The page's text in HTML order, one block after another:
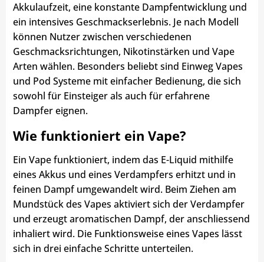
Akkulaufzeit, eine konstante Dampfentwicklung und
ein intensives Geschmackserlebnis. Je nach Modell
können Nutzer zwischen verschiedenen
Geschmacksrichtungen, Nikotinstärken und Vape
Arten wählen. Besonders beliebt sind Einweg Vapes
und Pod Systeme mit einfacher Bedienung, die sich
sowohl für Einsteiger als auch für erfahrene
Dampfer eignen.
Wie funktioniert ein Vape?
Ein Vape funktioniert, indem das E-Liquid mithilfe
eines Akkus und eines Verdampfers erhitzt und in
feinen Dampf umgewandelt wird. Beim Ziehen am
Mundstück des Vapes aktiviert sich der Verdampfer
und erzeugt aromatischen Dampf, der anschliessend
inhaliert wird. Die Funktionsweise eines Vapes lässt
sich in drei einfache Schritte unterteilen.